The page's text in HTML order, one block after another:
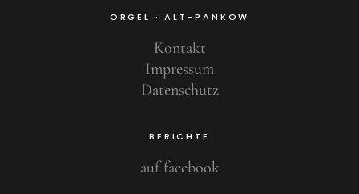
ORGEL · ALT-PANKOW
Kontakt
Impressum
Datenschutz
BERICHTE
auf facebook